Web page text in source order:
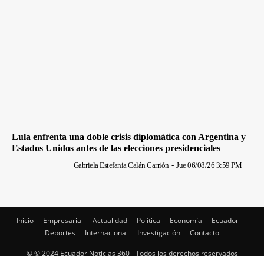
Lula enfrenta una doble crisis diplomática con Argentina y
Estados Unidos antes de las elecciones presidenciales
Gabriela Estefania Calán Carrión - Jue 06/08/26 3:59 PM
Inicio Empresarial Actualidad Política Economía
Ecuador
Deportes
Internacional Investigación Contacto
© © 2024 Ecuador Noticias 360 - Todos los derechos reservados